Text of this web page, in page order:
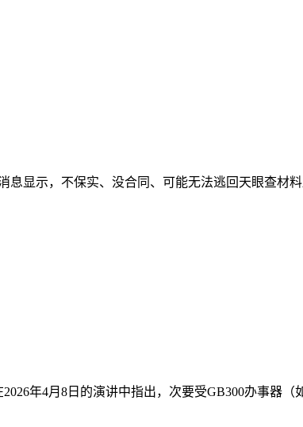
息显示，不保实、没合同、可能无法逃回天眼查材
年4月8日的演讲中指出，次要受GB300办事器